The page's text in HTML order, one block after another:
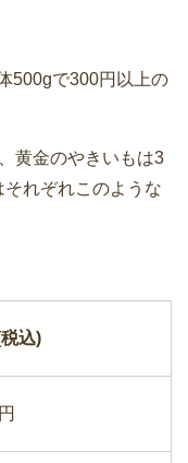
500gで300円以上の
黄金のやきいもは3
れぞれこのような
込)